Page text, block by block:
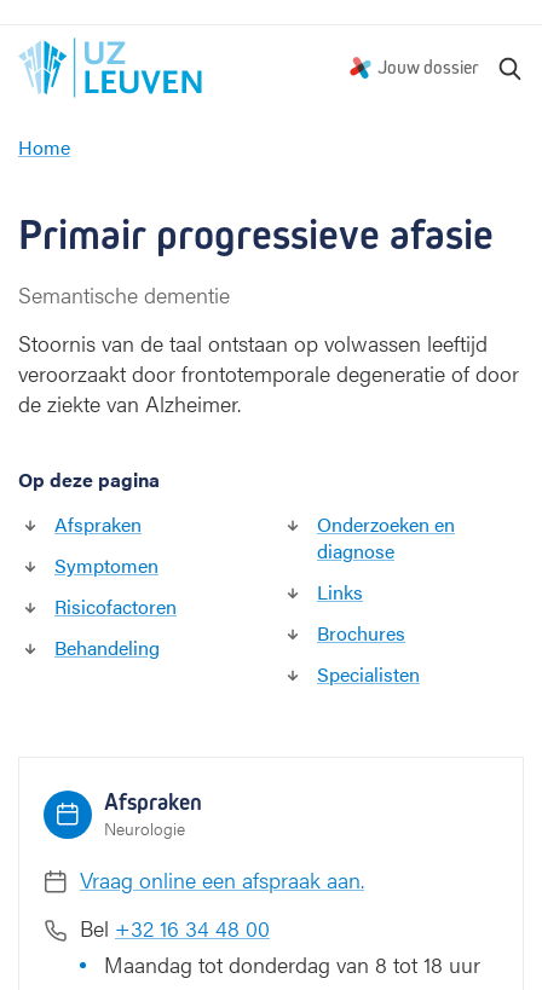
Jouw dossier
Home
m
i
p
r
o
e
s
i
v
e
e
Primair progressieve afasie
Semantische dementie
Stoornis van de taal ontstaan op volwassen leeftijd
veroorzaakt door frontotemporale degeneratie of door
de ziekte van Alzheimer.
Op deze pagina
Afspraken
Symptomen
Risicofactoren
Behandeling
Onderzoeken en
diagnose
Links
Brochures
Specialisten
Afspraken
Neurologie
Vraag online een afspraak aan.
Bel +32 16 34 48 00
Maandag tot donderdag van 8 tot 18 uur